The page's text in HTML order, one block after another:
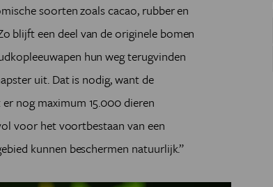
soorten zoals cacao, rubber en
blijft een deel van de originele bomen
hun weg terugvinden
uit. Dat is nodig, want de
nog maximum 15.000 dieren
voor het voortbestaan van een
kunnen beschermen natuurlijk.”